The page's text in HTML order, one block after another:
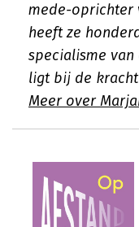
mede-oprichter
heeft ze
specialisme
ligt bij de
Meer over